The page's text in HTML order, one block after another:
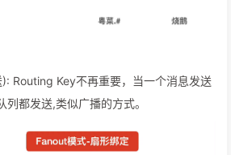
Routing Key不再重要，当一个消息发送
列都发送,类似广播的方式。